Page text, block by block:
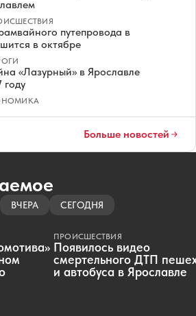
путепровода в
в октябре
«Лазурный» в Ярославле
году
Больше новостей
ВЧЕРА СЕГОДНЯ
ПРОИСШЕСТВИЯ
Появилось видео
смертельного ДТП
и автобуса в Ярославле